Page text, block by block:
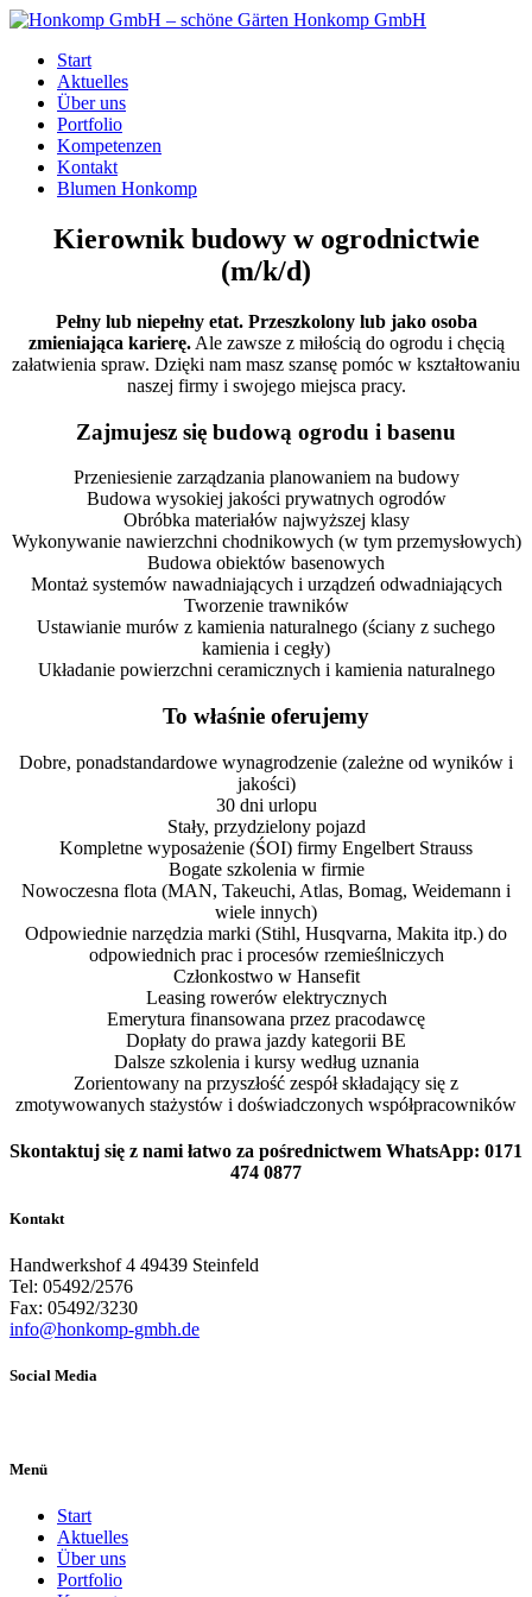
Honkomp GmbH
Start
Aktuelles
Über uns
Portfolio
Kompetenzen
Kontakt
Blumen Honkomp
Kierownik budowy w ogrodnictwie
(m/k/d)
Pełny lub niepełny etat. Przeszkolony lub jako osoba
zmieniająca karierę.Ale zawsze z miłością do ogrodu i chęcią
załatwienia spraw. Dzięki nam masz szansę pomóc w kształtowaniu
naszej firmy i swojego miejsca pracy.
Zajmujesz się budową ogrodu i basenu
Przeniesienie zarządzania planowaniem na budowy
Budowa wysokiej jakości prywatnych ogrodów
Obróbka materiałów najwyższej klasy
Wykonywanie nawierzchni chodnikowych (w tym przemysłowych)
Budowa obiektów basenowych
Montaż systemów nawadniających i urządzeń odwadniających
Tworzenie trawników
Ustawianie murów z kamienia naturalnego (ściany z suchego
kamienia i cegły)
Układanie powierzchni ceramicznych i kamienia naturalnego
To właśnie oferujemy
Dobre, ponadstandardowe wynagrodzenie (zależne od wyników i
jakości)
30 dni urlopu
Stały, przydzielony pojazd
Kompletne wyposażenie (ŚOI) firmy Engelbert Strauss
Bogate szkolenia w firmie
Nowoczesna flota (MAN, Takeuchi, Atlas, Bomag, Weidemann i
wiele innych)
Odpowiednie narzędzia marki (Stihl, Husqvarna, Makita itp.) do
odpowiednich prac i procesów rzemieślniczych
Członkostwo w Hansefit
Leasing rowerów elektrycznych
Emerytura finansowana przez pracodawcę
Dopłaty do prawa jazdy kategorii BE
Dalsze szkolenia i kursy według uznania
Zorientowany na przyszłość zespół składający się z
zmotywowanych stażystów i doświadczonych współpracowników
Skontaktuj się z nami łatwo za pośrednictwem WhatsApp: 0171
474 0877
Kontakt
Handwerkshof 4 49439 Steinfeld
Tel: 05492/2576
Fax: 05492/3230
info@honkomp-gmbh.de
Social Media
Menü
Start
Aktuelles
Über uns
Portfolio